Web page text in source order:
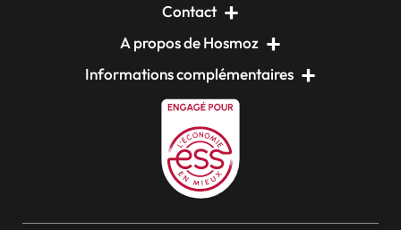
Contact
A propos de Hosmoz
Informations complémentaires